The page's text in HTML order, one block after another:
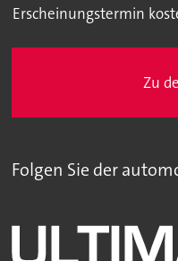
Erscheinungstermin
Zu
Folgen Sie der